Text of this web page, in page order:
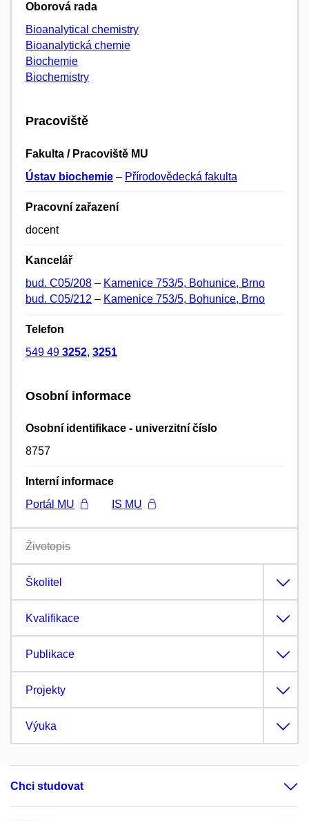
Oborová rada
Bioanalytical chemistry
Bioanalytická chemie
Biochemie
Biochemistry
Pracoviště
Fakulta / Pracoviště MU
Ústav biochemie – Přírodovědecká fakulta
Pracovní zařazení
docent
Kancelář
bud. C05/208 – Kamenice 753/5, Bohunice, Brno
bud. C05/212 – Kamenice 753/5, Bohunice, Brno
Telefon
549 49 3252, 3251
Osobní informace
Osobní identifikace - univerzitní číslo
8757
Interní informace
Portál MU
IS MU
Životopis
Školitel
Kvalifikace
Publikace
Projekty
Výuka
Chci studovat